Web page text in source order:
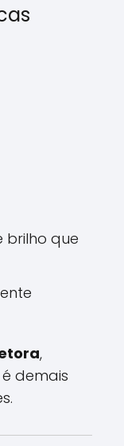
brilho que
,
demais